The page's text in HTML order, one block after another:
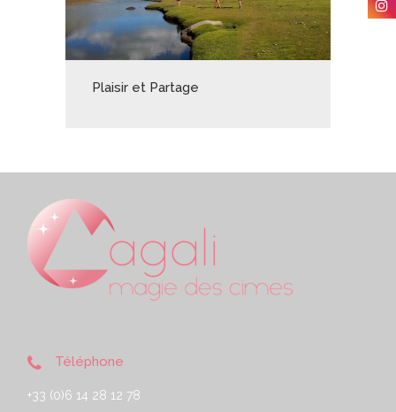
Plaisir et Partage
Téléphone
+33 (0)6 14 28 12 78